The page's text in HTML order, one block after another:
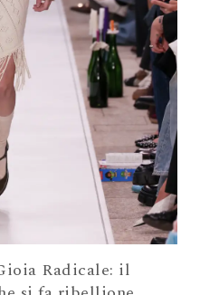
Radicale: il